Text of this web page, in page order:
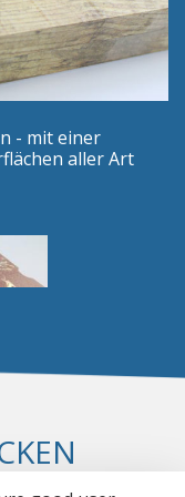
- mit einer
aller Art